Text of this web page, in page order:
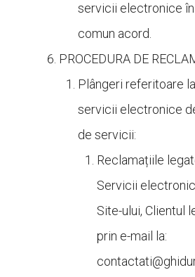
servicii electronice
comun acord.
PROCEDURA DE
Plângeri referitoare
servicii electronice
de servicii:
Reclamațiile
Servicii
Site-ului, Clientul
prin e-mail la:
contactati@